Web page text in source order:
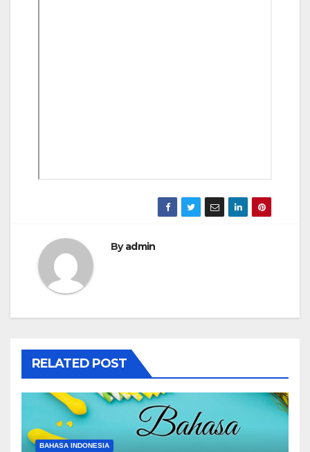
Byadmin
RELATED POST
BAHASA INDONESIA